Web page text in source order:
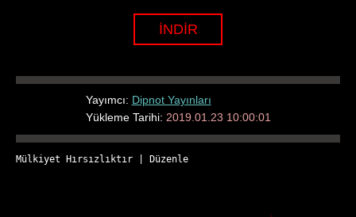
İNDİR
Yayımcı: Dipnot Yayınları
Yükleme Tarihi: 2019.01.23 10:00:01
Mülkiyet Hırsızlıktır Düzenle